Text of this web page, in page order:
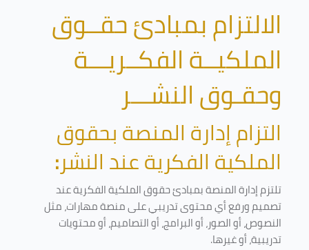
الالتزام بمبادئ حقــوق
الملكيــة الفكــريـــة
وحقـوق النشـــر
التزام إدارة المنصة بحقوق
الملكية الفكرية عند النشر:
تلتزم إدارة المنصة بمبادئ حقوق الملكية الفكرية عند
تصميم ورفع أي محتوى تدريبي على منصة مهارات، مثل
النصوص، أو الصور، أو البرامج، أو التصاميم، أو محتويات
تدريبية، أو غيرها.